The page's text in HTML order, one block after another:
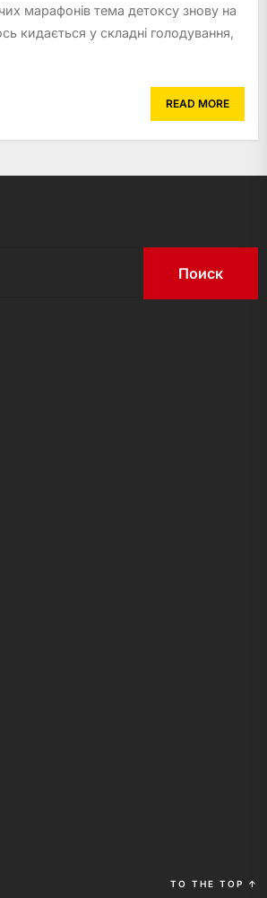
марафонів тема детоксу знову на
кидається у складні голодування,
READ MORE
TO THE TOP ↑